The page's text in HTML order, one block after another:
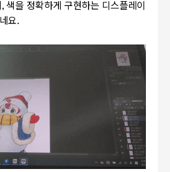
색을 정확하게 구현하는 디스플레이
요.